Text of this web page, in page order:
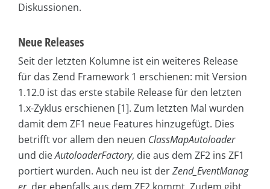
Diskussionen.
Neue Releases
Seit der letzten Kolumne ist ein weiteres Release
für das Zend Framework 1 erschienen: mit Version
1.12.0 ist das erste stabile Release für den letzten
1.x-Zyklus erschienen [1]. Zum letzten Mal wurden
damit dem ZF1 neue Features hinzugefügt. Dies
betrifft vor allem den neuen ClassMapAutoloader
und dieAutoloaderFactory, die aus dem ZF2 ins ZF1
portiert wurden. Auch neu ist derZend_EventManag